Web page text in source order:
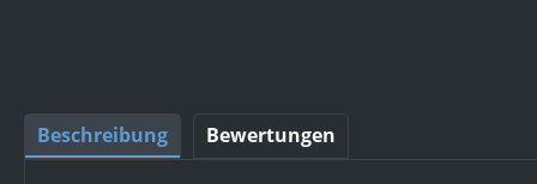
Beschreibung Bewertungen